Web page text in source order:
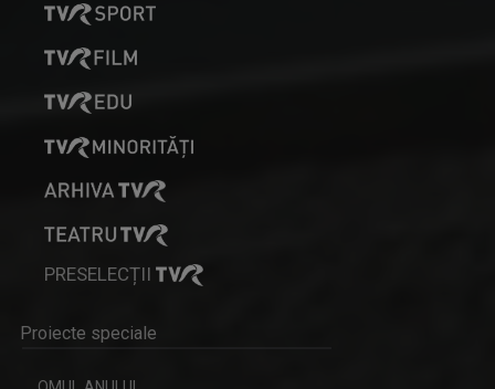
PRESELECȚII
Proiecte speciale